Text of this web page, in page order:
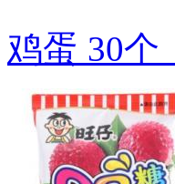
鸡蛋 30个